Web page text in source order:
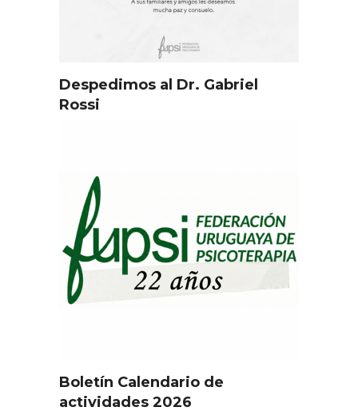
Despedimos al Dr. Gabriel
Rossi
Boletín Calendario de
actividades 2026